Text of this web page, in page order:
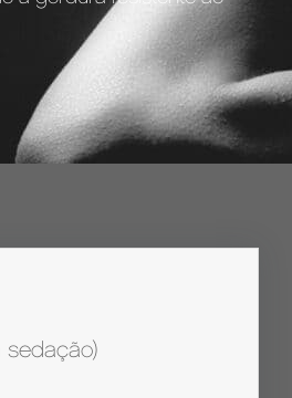
sedação)